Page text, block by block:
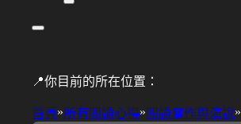
📍你目前的所在位置：
首頁»所有閱讀心得»閱讀寫作與演說»